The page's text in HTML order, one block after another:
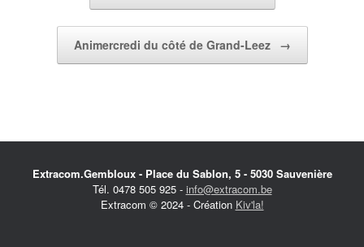
Animercredi du côté de Grand-Leez →
Extracom.Gembloux - Place du Sablon, 5 - 5030 Sauvenière
Tél. 0478 505 925 - info@extracom.be
Extracom © 2024 - Création Kiv'la!